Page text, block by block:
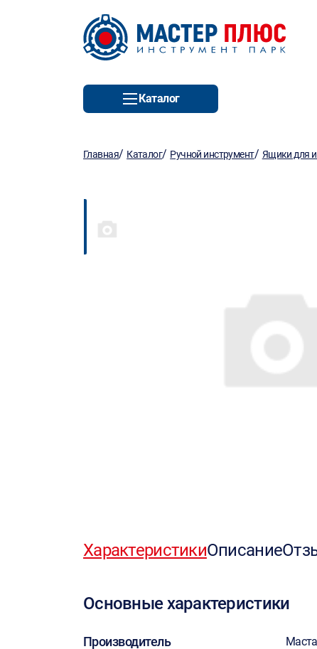
Каталог
Главная/ Каталог/ Ручной инструмент/ Ящики для
ХарактеристикиОписание
Основные характеристики
Производитель